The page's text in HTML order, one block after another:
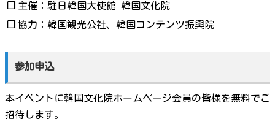
❐ 主催：駐日韓国大使館 韓国文化院
❐ 協力：韓国観光公社、韓国コンテンツ振興院
参加申込
本イベントに韓国文化院ホームページ会員の皆様を無料でご
招待します。